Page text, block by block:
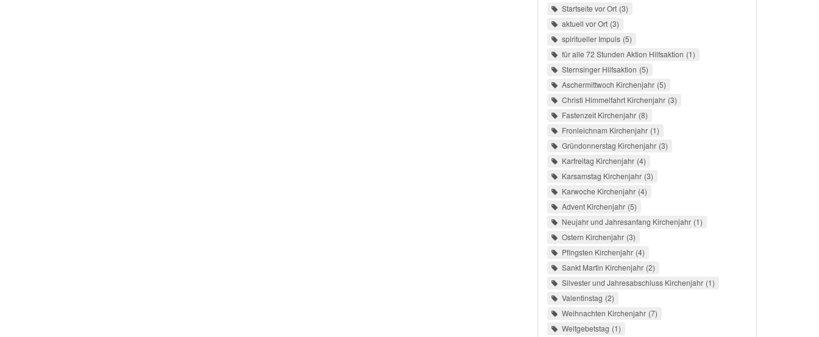
Startseite vor Ort 3
aktuell vor Ort 3
spiritueller Impuls 5
für alle 72 Stunden Aktion Hilfsaktion 1
Sternsinger Hilfsaktion 5
Aschermittwoch Kirchenjahr 5
Christi Himmelfahrt Kirchenjahr 3
Fastenzeit Kirchenjahr 8
Fronleichnam Kirchenjahr 1
Gründonnerstag Kirchenjahr 3
Karfreitag Kirchenjahr 4
Karsamstag Kirchenjahr 3
Karwoche Kirchenjahr 4
Advent Kirchenjahr 5
Neujahr und Jahresanfang Kirchenjahr 1
Ostern Kirchenjahr 3
Pfingsten Kirchenjahr 4
Sankt Martin Kirchenjahr 2
Silvester und Jahresabschluss Kirchenjahr 1
Valentinstag 2
Weihnachten Kirchenjahr 7
Weltgebetstag 1